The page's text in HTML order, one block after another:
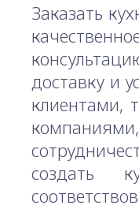
Заказать
доставку и
клиентами,
создать